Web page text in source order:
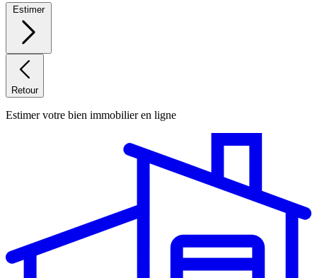
Estimer
Retour
Estimer votre bien immobilier en ligne